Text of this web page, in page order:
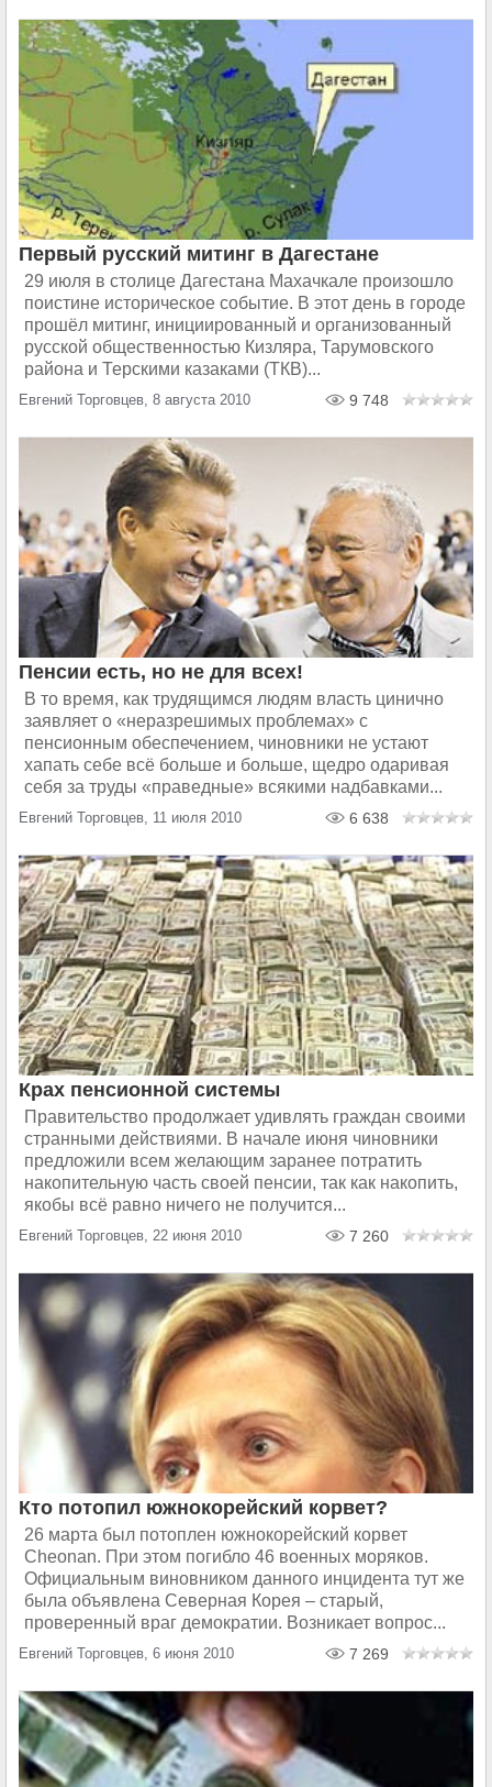
Первый русский митинг в Дагестане
29 июля в столице Дагестана Махачкале произошло
поистине историческое событие. В этот день в городе
прошёл митинг, инициированный и организованный
русской общественностью Кизляра, Тарумовского
района и Терскими казаками (ТКВ)...
Евгений Торговцев, 8 августа 2010 9 748
Пенсии есть, но не для всех!
В то время, как трудящимся людям власть цинично
заявляет о «неразрешимых проблемах» с
пенсионным обеспечением, чиновники не устают
хапать себе всё больше и больше, щедро одаривая
себя за труды «праведные» всякими надбавками...
Евгений Торговцев, 11 июля 2010 6 638
Крах пенсионной системы
Правительство продолжает удивлять граждан своими
странными действиями. В начале июня чиновники
предложили всем желающим заранее потратить
накопительную часть своей пенсии, так как накопить,
якобы всё равно ничего не получится...
Евгений Торговцев, 22 июня 2010 7 260
Кто потопил южнокорейский корвет?
26 марта был потоплен южнокорейский корвет
Cheonan. При этом погибло 46 военных моряков.
Официальным виновником данного инцидента тут же
была объявлена Северная Корея – старый,
проверенный враг демократии. Возникает вопрос...
Евгений Торговцев, 6 июня 2010 7 269